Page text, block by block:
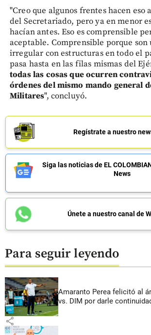
"Creo que algunos frentes hacen eso
del Secretariado, pero ya en menor
hacían antes. Eso es comprensible
aceptable. Comprensible porque son
irregular con estructuras en todo el
pasa hasta en las filas mismas del
todas las cosas que ocurren
órdenes del mismo mando general
Militares", concluyó.
Regístrate a nuestro
Siga las noticias de EL
News
Únete a nuestro canal de
Para seguir leyendo
Amaranto Perea felicitó al
vs. DIM por darle
share